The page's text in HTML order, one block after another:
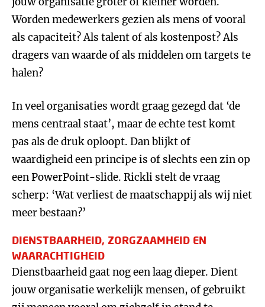
Worden medewerkers gezien als mens of vooral
als capaciteit? Als talent of als kostenpost? Als
dragers van waarde of als middelen om targets te
halen?
In veel organisaties wordt graag gezegd dat ‘de
mens centraal staat’, maar de echte test komt
pas als de druk oploopt. Dan blijkt of
waardigheid een principe is of slechts een zin op
een PowerPoint-slide. Rickli stelt de vraag
scherp: ‘Wat verliest de maatschappij als wij niet
meer bestaan?’
DIENSTBAARHEID, ZORGZAAMHEID EN
WAARACHTIGHEID
Dienstbaarheid gaat nog een laag dieper. Dient
jouw organisatie werkelijk mensen, of gebruikt